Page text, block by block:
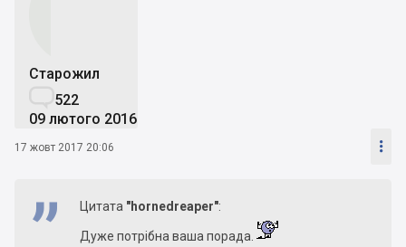
Старожил
522
09 лютого 2016
17 жовт 2017 20:06 
Цитата "hornedreaper":
Дуже потрібна ваша порада.